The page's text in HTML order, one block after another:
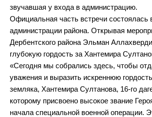
звучавшая у входа в администрацию.
Официальная часть встречи состоялась
администрации района. Открывая
Дербентского района Эльман
глубокую гордость за Хантемира
«Сегодня мы собрались здесь, чтобы
уважения и выразить искреннюю
земляка, Хантемира Султанова, 16-го
которому присвоено высокое звание
начала специальной военной операции.